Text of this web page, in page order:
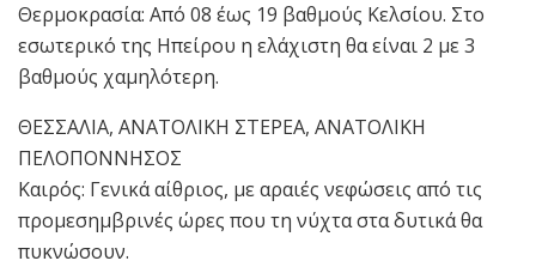
Θερμοκρασία: Από 08 έως 19 βαθμούς Κελσίου. Στο
εσωτερικό της Ηπείρου η ελάχιστη θα είναι 2 με 3
βαθμούς χαμηλότερη.
ΘΕΣΣΑΛΙΑ, ΑΝΑΤΟΛΙΚΗ ΣΤΕΡΕΑ, ΑΝΑΤΟΛΙΚΗ
ΠΕΛΟΠΟΝΝΗΣΟΣ
Καιρός: Γενικά αίθριος, με αραιές νεφώσεις από τις
προμεσημβρινές ώρες που τη νύχτα στα δυτικά θα
πυκνώσουν.